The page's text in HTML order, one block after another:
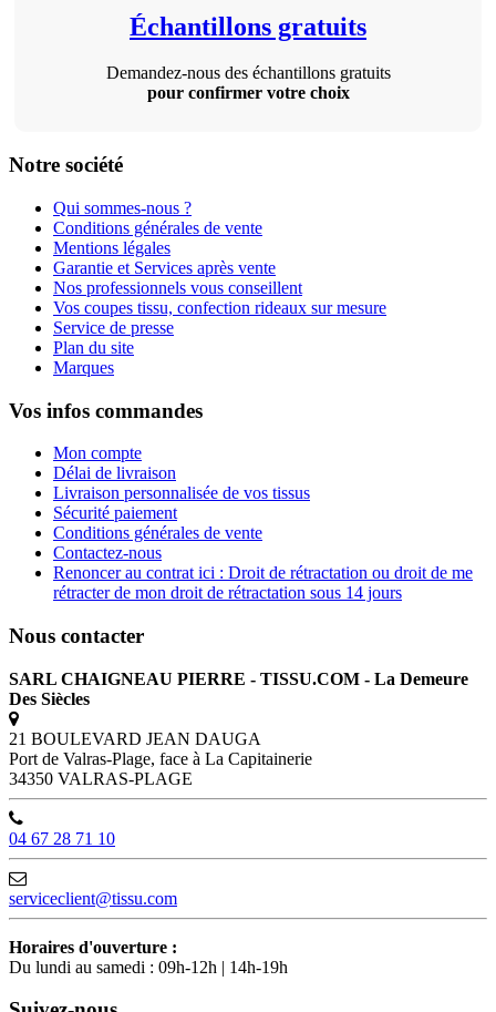
Échantillons gratuits
Demandez-nous des échantillons gratuits
pour confirmer votre choix
Notre société
Qui sommes-nous ?
Conditions générales de vente
Mentions légales
Garantie et Services après vente
Nos professionnels vous conseillent
Vos coupes tissu, confection rideaux sur mesure
Service de presse
Plan du site
Marques
Vos infos commandes
Mon compte
Délai de livraison
Livraison personnalisée de vos tissus
Sécurité paiement
Conditions générales de vente
Contactez-nous
Renoncer au contrat ici : Droit de rétractation ou droit de me
rétracter de mon droit de rétractation sous 14 jours
Nous contacter
SARL CHAIGNEAU PIERRE - TISSU.COM - La Demeure
Des Siècles
21 BOULEVARD JEAN DAUGA
Port de Valras-Plage, face à La Capitainerie
34350 VALRAS-PLAGE
04 67 28 71 10
serviceclient@tissu.com
Horaires d'ouverture :
Du lundi au samedi : 09h-12h | 14h-19h